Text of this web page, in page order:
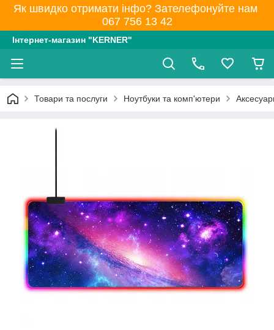
Як швидко отримати інфо? Зателефонуйте нам
067 756 13 42
Інтернет-магазин "KERNER"
Товари та послуги Ноутбуки та комп'ютери